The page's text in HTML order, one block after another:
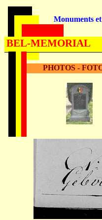
PHOTOS -
Monuments
BEL-MEMORIAL